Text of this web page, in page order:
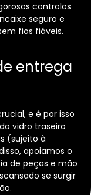
controlos
seguro e
fios fiáveis.
entrega
e é por isso
vidro traseiro
(sujeito à
apoiamos o
de peças e mão
se surgir